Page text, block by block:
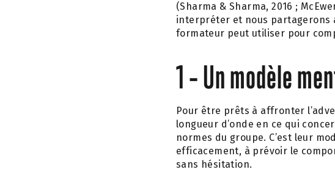
(Sharma & Sharma, 2016 ;
interpréter et nous partagerons
formateur peut utiliser pour
1 – Un modèle
Pour être prêts à affronter
longueur d’onde en ce qui
normes du groupe. C’est leur
efficacement, à prévoir le
sans hésitation.